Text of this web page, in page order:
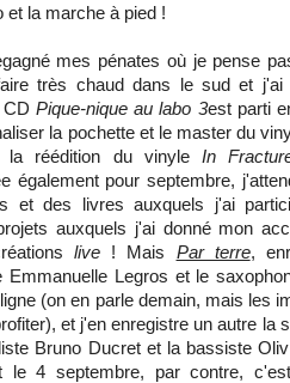
et la marche à pied !
mes pénates où je pense
très chaud dans le sud et
Pique-nique au labo 3est parti
la pochette et le master du
la réédition du vinyleIn
également pour septembre,
et des livres auxquels j'ai
auxquels j'ai donné mon
live ! Mais Par terre,
Emmanuelle Legros et le
(on en parle demain, mais les
et j'en enregistre un autre la
Bruno Ducret et la bassiste
le 4 septembre, par contre,